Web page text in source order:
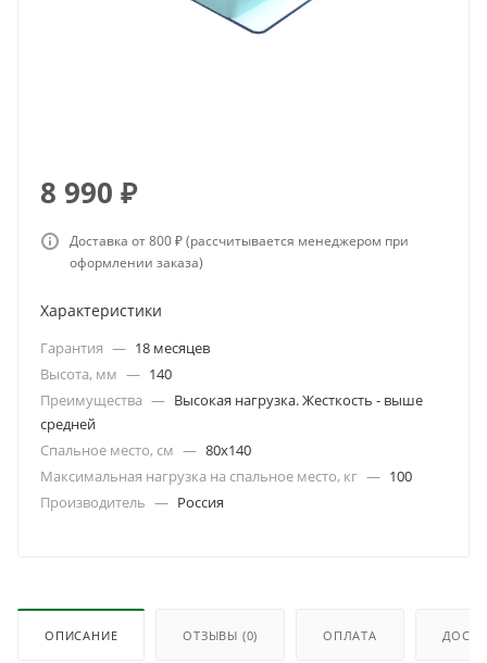
8 990 ₽
Доставка от 800 ₽ (рассчитывается менеджером при
оформлении заказа)
Характеристики
Гарантия — 18 месяцев
Высота, мм — 140
Преимущества — Высокая нагрузка. Жесткость - выше
средней
Спальное место, см — 80х140
Максимальная нагрузка на спальное место, кг — 100
Производитель — Россия
ОПИСАНИЕ ОТЗЫВЫ (0) ОПЛАТА